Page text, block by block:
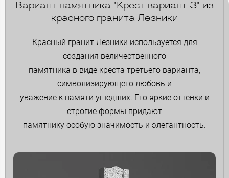
Вариант памятника "Крест вариант 3" из
красного гранита Лезники
Красный гранит Лезники используется для
создания величественного
памятника в виде креста третьего варианта,
символизирующего любовь и
уважение к памяти ушедших. Его яркие оттенки и
строгие формы придают
памятнику особую значимость и элегантность.